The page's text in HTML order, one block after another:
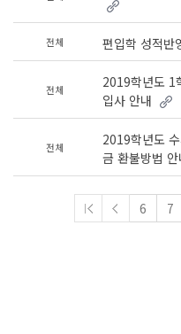
전체 편입학 성적반
전체
2019학년도 1
입사 안내
전체
2019학년도
금 환불방법 안
6 7